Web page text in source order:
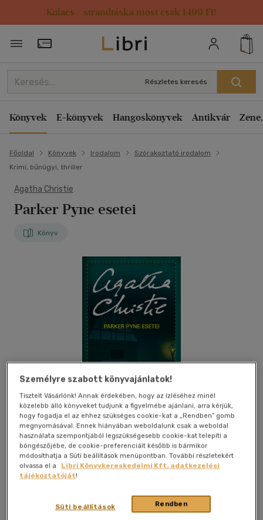
Kulacs / strandtáska most csak 1499 Ft!
Törzsvásárlói Kártya adatai
Részletes keresés
Könyvek E-könyvek Hangoskönyvek Antikvár
Főoldal Könyvek Irodalom
Szórakoztató irodalom
Krimi, bűnügyi, thriller
Agatha Christie
Parker Pyne esetei
Könyv
Kívánságlistához adom Megosztom
Helikon Kiadó| 2021|magyar nyelvű |kartonált
Személyre szabott könyvajánlatok!
Tisztelt Vásárlónk! Annak érdekében, hogy az ízléséhez minél
közelebb álló könyveket tudjunk a figyelmébe ajánlani, arra kérjük,
hogy fogadja el az ehhez szükséges cookie-kat a „Rendben” gomb
megnyomásával. Ennek hiányában weboldalunk csak a weboldal
használata szempontjából legszükségesebb cookie-kat telepíti a
böngészőjébe, de cookie-preferenciáit később is bármikor
módosíthatja a Süti beállítások menüpontban. További részletekért
olvassa el a
Libri Könyvkereskedelmi Kft. adatkezelési
tájékoztatóját!
Rendben
Süti beállítások